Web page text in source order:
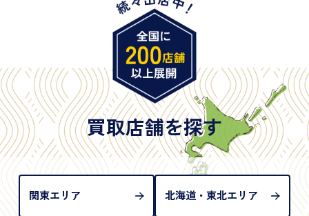
・旧パスポート
※原則として「公的機関が発行し、氏名、住所、生
年月日が記載されているもの
※日本国政府発行のもの
※2020年2月4日以降に申請された新型パスポートに
は「所持人記入欄（住所記載欄）」が存在しないた
め、単体では古物営業法上の本人確認書類として認
められない（住所確認ができないため）。補助書類
が必要となります
買取店舗を探す
関東エリア 北海道・東北エリア